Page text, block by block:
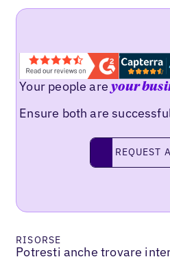
Your people areyour
Ensure both are
request a demo
REQUEST
RISORSE
Potresti anche trovare